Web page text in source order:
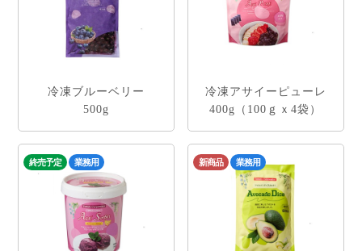
冷凍ブルーベリー
500g
冷凍アサイーピューレ
400g（100ｇｘ4袋）
終売予定 業務用 新商品 業務用